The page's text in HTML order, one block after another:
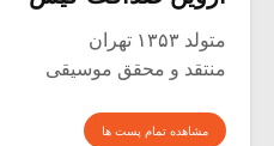
متولد ۱۳۵۳ تهران
منتقد و محقق موسیقی
مشاهده تمام پست ها